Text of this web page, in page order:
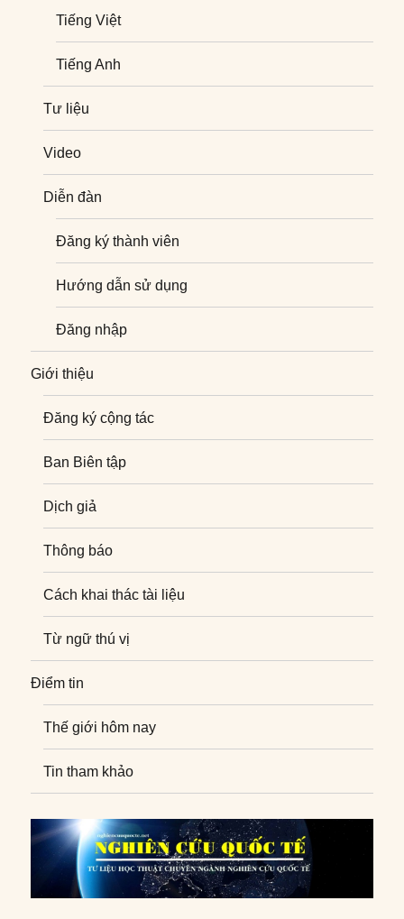
Tiếng Việt
Tiếng Anh
Tư liệu
Video
Diễn đàn
Đăng ký thành viên
Hướng dẫn sử dụng
Đăng nhập
Giới thiệu
Đăng ký cộng tác
Ban Biên tập
Dịch giả
Thông báo
Cách khai thác tài liệu
Từ ngữ thú vị
Điểm tin
Thế giới hôm nay
Tin tham khảo